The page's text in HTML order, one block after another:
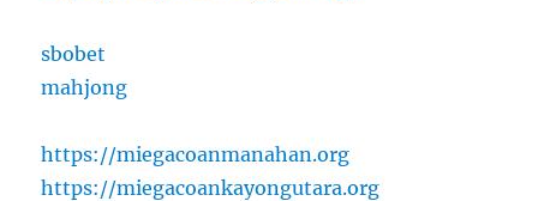
sbobet
mahjong
https://miegacoanmanahan.org
https://miegacoankayongutara.org